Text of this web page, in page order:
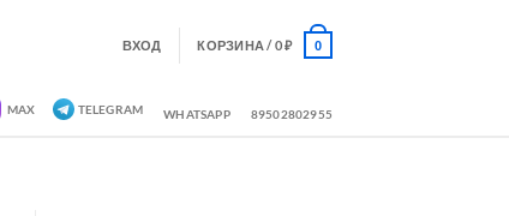
ВХОД КОРЗИНА /0₽ 0
MAX TELEGRAM WHATSAPP 89502802955